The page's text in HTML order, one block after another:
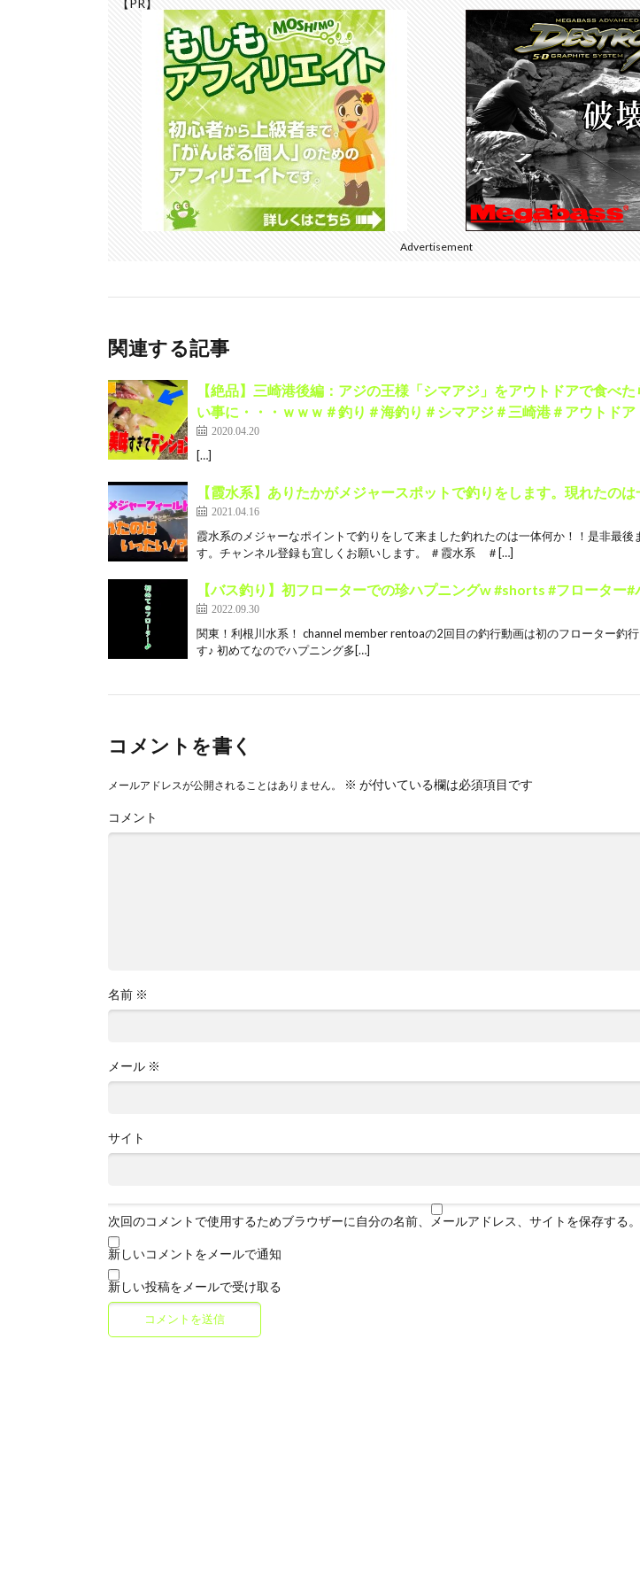
Advertisement
関連する記事
【絶品】三崎港後編：アジの王様「シマアジ」をアウトドアで食べ
い事に・・・ｗｗｗ＃釣り＃海釣り＃シマアジ＃三崎港＃アウトドア
2020.04.20
[…]
【霞水系】ありたかがメジャースポットで釣りをします。現れたのは
2021.04.16
霞水系のメジャーなポイントで釣りをして来ました釣れたのは一体何か！！是非最後
す。チャンネル登録も宜しくお願いします。 ＃霞水系 ＃[…]
【バス釣り】初フローターでの珍ハプニングw #shorts #フローター#
2022.09.30
関東！利根川水系！ channel member rentoaの2回目の釣行動画は初のフローター釣
す♪ 初めてなのでハプニング多[…]
コメントを書く
メールアドレスが公開されることはありません。 ※ が付いている欄は必須項目です
コメント
名前 ※
メール ※
サイト
次回のコメントで使用するためブラウザーに自分の名前、メールアドレス、サイトを保存する。
新しいコメントをメールで通知
新しい投稿をメールで受け取る